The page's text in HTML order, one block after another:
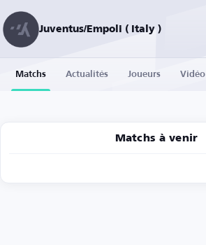
Juventus/Empoli ( Italy )
Matchs Actualités Joueurs Vidéo
Matchs à venir